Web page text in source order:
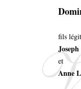
fils
et
Anne